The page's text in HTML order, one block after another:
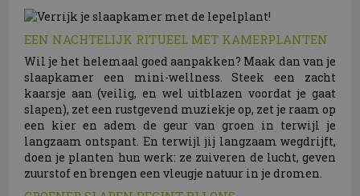
EEN NACHTELIJK RITUEEL MET KAMERPLANTEN
Wil je het helemaal goed aanpakken? Maak dan van je
slaapkamer een mini-wellness. Steek een zacht
kaarsje aan (veilig, en wel uitblazen voordat je gaat
slapen), zet een rustgevend muziekje op, zet je raam op
een kier en adem de geur van groen in terwijl je
langzaam ontspant. En terwijl jij langzaam wegdrijft,
doen je planten hun werk: ze zuiveren de lucht, geven
zuurstof en brengen een vleugje natuur in je dromen.